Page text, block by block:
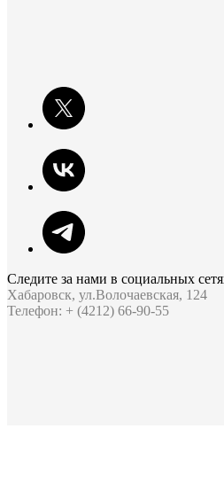
Следите за нами в социальных
Хабаровск, ул.Волочаевская, 124
Телефон: + (4212) 66-90-55